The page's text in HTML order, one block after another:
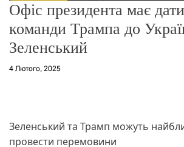
Офіс президента має
команди Трампа до
Зеленський
4 Лютого, 2025
Зеленський та Трамп можуть
провести перемовини